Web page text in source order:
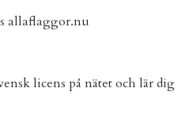
allaflaggor.nu
licens på nätet och lär dig